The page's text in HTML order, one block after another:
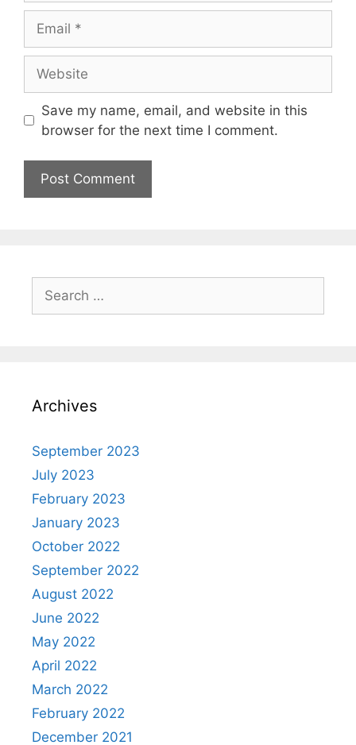
Save my name, email, and website in this
browser for the next time I comment.
Archives
September 2023
July 2023
February 2023
January 2023
October 2022
September 2022
August 2022
June 2022
May 2022
April 2022
March 2022
February 2022
December 2021